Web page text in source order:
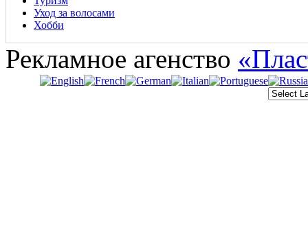
Уход за волосами
Хобби
Рекламное агенство